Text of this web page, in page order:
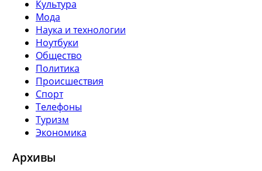
Культура
Мода
Наука и технологии
Ноутбуки
Общество
Политика
Происшествия
Спорт
Телефоны
Туризм
Экономика
Архивы